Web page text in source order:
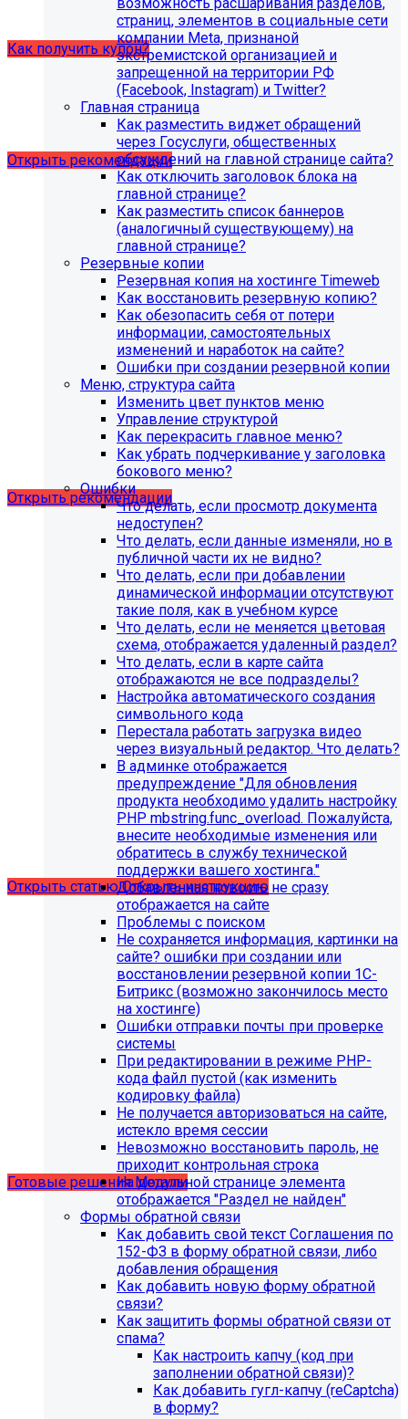
Как получить купон?
Что делать, если на хостинге не
хватает места?
Открыть рекомендации
Рекомендации по безопасности
Открыть рекомендации
С 1 февраля 2023 года ограничена
поддержка продуктов 1С-Битрикс на
PHP версии ниже 8.0. Рекомендуемая
версия PHP - 8.1 и выше
Открыть статьюОткрыть инструкцию
Учебные курсы
по работе с готовыми решениями и модулями
размещены в разделе "Учебные курсы"
Готовые решенияМодули
страниц, элементов в социальные сети
компании Meta, признаной
экстремистской организацией и
запрещенной на территории РФ
(Facebook, Instagram) и Twitter?
Главная страница
Как разместить виджет обращений
через Госуслуги, общественных
обсуждений на главной странице сайта?
Как отключить заголовок блока на
главной странице?
Как разместить список баннеров
(аналогичный существующему) на
главной странице?
Резервные копии
Резервная копия на хостинге Timeweb
Как восстановить резервную копию?
Как обезопасить себя от потери
информации, самостоятельных
изменений и наработок на сайте?
Ошибки при создании резервной копии
Меню, структура сайта
Изменить цвет пунктов меню
Управление структурой
Как перекрасить главное меню?
Как убрать подчеркивание у заголовка
бокового меню?
Ошибки
Что делать, если просмотр документа
недоступен?
Что делать, если данные изменяли, но в
публичной части их не видно?
Что делать, если при добавлении
динамической информации отсутствуют
такие поля, как в учебном курсе
Что делать, если не меняется цветовая
схема, отображается удаленный раздел?
Что делать, если в карте сайта
отображаются не все подразделы?
Настройка автоматического создания
символьного кода
Перестала работать загрузка видео
через визуальный редактор. Что делать?
В админке отображается
предупреждение "Для обновления
продукта необходимо удалить настройку
PHP mbstring.func_overload. Пожалуйста,
внесите необходимые изменения или
обратитесь в службу технической
поддержки вашего хостинга."
Добавленная новость не сразу
отображается на сайте
Проблемы с поиском
Не сохраняется информация, картинки на
сайте? ошибки при создании или
восстановлении резервной копии 1С-
Битрикс (возможно закончилось место
на хостинге)
Ошибки отправки почты при проверке
системы
При редактировании в режиме PHP-
кода файл пустой (как изменить
кодировку файла)
Не получается авторизоваться на сайте,
истекло время сессии
Невозможно восстановить пароль, не
приходит контрольная строка
На детальной странице элемента
отображается "Раздел не найден"
Формы обратной связи
Как добавить свой текст Соглашения по
152-ФЗ в форму обратной связи, либо
добавления обращения
Как добавить новую форму обратной
связи?
Как защитить формы обратной связи от
спама?
Как настроить капчу (код при
заполнении обратной связи)?
Как добавить гугл-капчу (reCaptcha)
в форму?